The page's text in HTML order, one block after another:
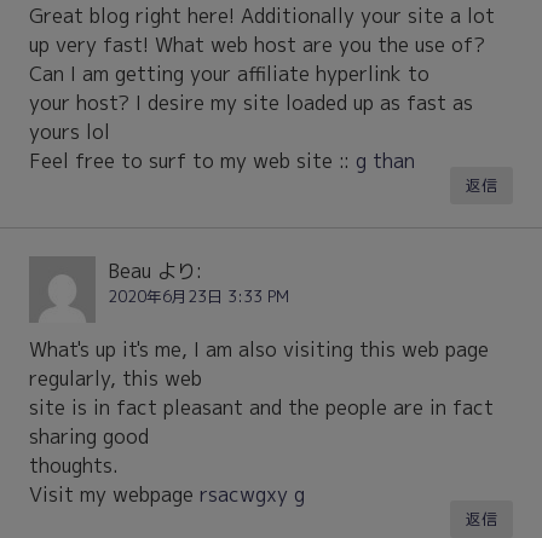
Great blog right here! Additionally your site a lot
up very fast! What web host are you the use of?
Can I am getting your affiliate hyperlink to
your host? I desire my site loaded up as fast as
yours lol
Feel free to surf to my web site :: g than
返信
Beau より:
2020年6月23日 3:33 PM
What's up it's me, I am also visiting this web page
regularly, this web
site is in fact pleasant and the people are in fact
sharing good
thoughts.
Visit my webpage rsacwgxy g
返信